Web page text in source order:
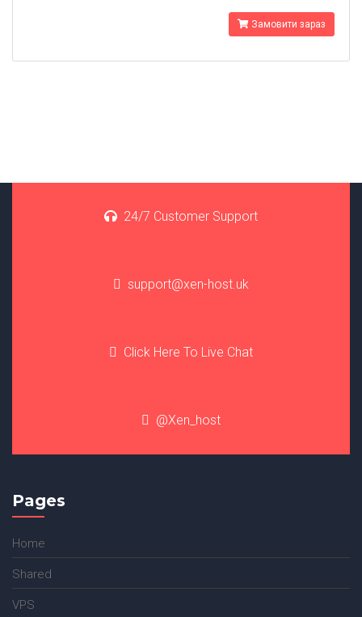
Замовити зараз
24/7 Customer Support
support@xen-host.uk
Click Here To Live Chat
@Xen_host
Pages
Home
Shared
VPS